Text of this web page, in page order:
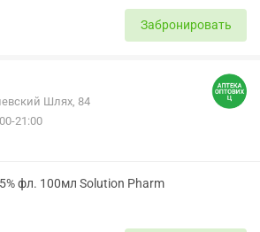
Забронировать
Шлях, 84
21:00
фл. 100мл Solution Pharm